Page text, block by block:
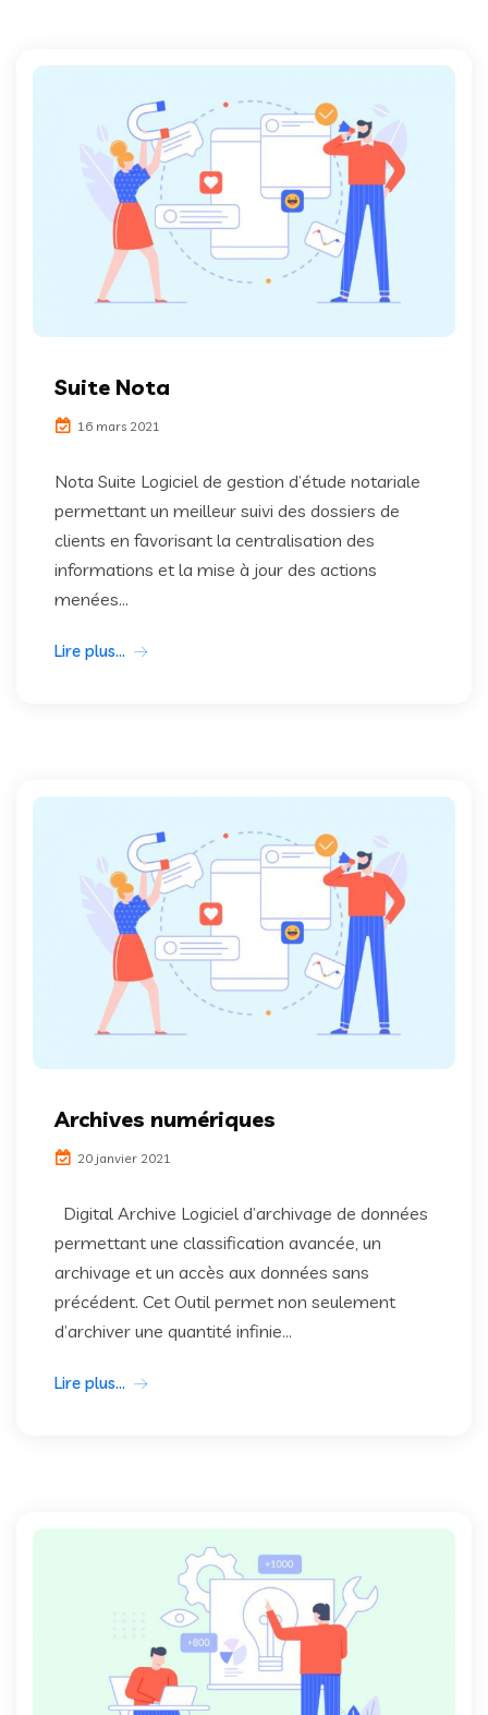
Suite Nota
16 mars 2021
Nota Suite Logiciel de gestion d’étude notariale
permettant un meilleur suivi des dossiers de
clients en favorisant la centralisation des
informations et la mise à jour des actions
menées...
Lire plus...
Archives numériques
20 janvier 2021
Digital Archive Logiciel d’archivage de données
permettant une classification avancée, un
archivage et un accès aux données sans
précédent. Cet Outil permet non seulement
d’archiver une quantité infinie...
Lire plus...